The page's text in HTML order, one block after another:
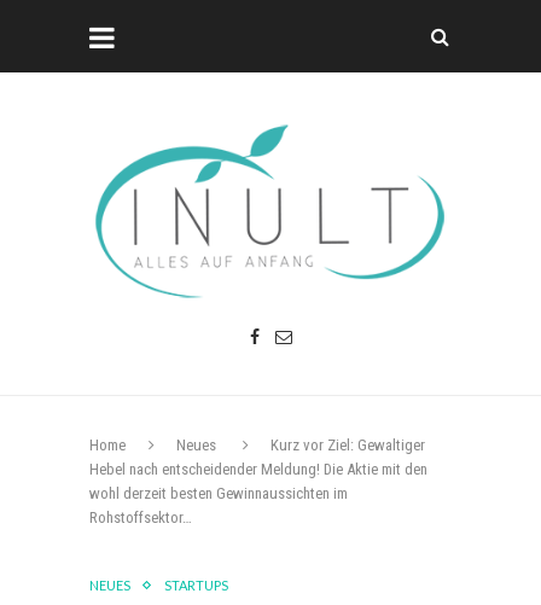
Home Neues
Kurz vor Ziel: Gewaltiger
Hebel nach entscheidender Meldung! Die Aktie mit den
wohl derzeit besten Gewinnaussichten im
Rohstoffsektor…
NEUES STARTUPS